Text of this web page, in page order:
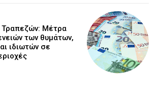
Τραπεζών: Μέτρα
των θυμάτων,
ιδιωτών σε